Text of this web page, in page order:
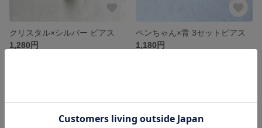
クリスタル×シルバー ピアス
1,280円
ペンちゃん×青 3セットピアス
1,180円